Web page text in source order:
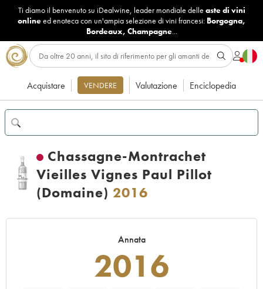
Ti diamo il benvenuto su iDealwine, leader mondiale delle aste di vini
onlineed enoteca con un'ampia selezione di vini francesi: Borgogna,
Bordeaux, Champagne...
Acquistare VENDERE Valutazione Enciclopedia
Chassagne-Montrachet
Vieilles Vignes Paul Pillot
(Domaine) 2016
Annata
2016